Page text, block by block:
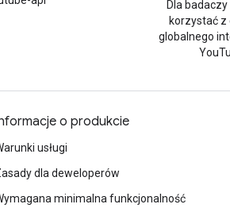
Dla
korzystać z
globalnego
o produkcie
usługi
dla deweloperów
minimalna funkcjonalność